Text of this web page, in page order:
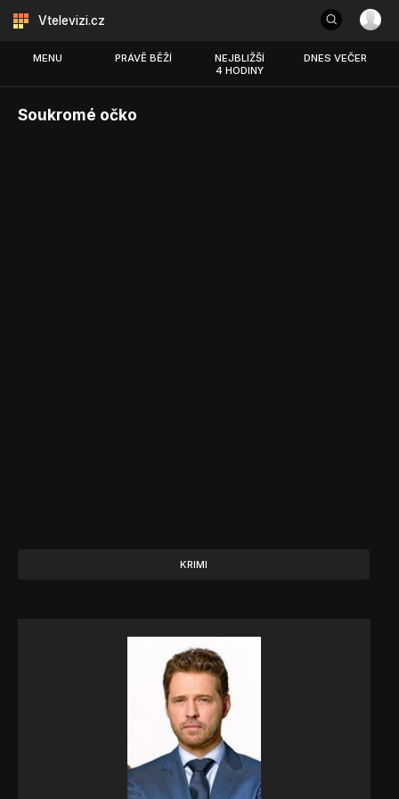
Vtelevizi.cz
MENU PRÁVĚ BĚŽÍ
NEJBLIŽŠÍ
4 HODINY
DNES VEČER
Soukromé očko
KRIMI